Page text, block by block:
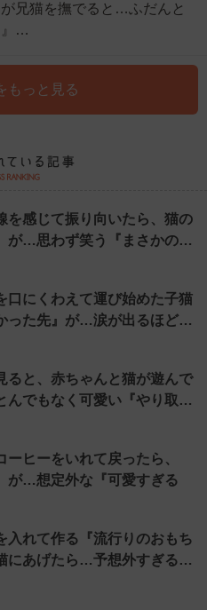
兄猫を撫でると…ふだんと
』…
もっと見る
を感じて振り向いたら、猫の
が…思わず笑う『まさかの…
口にくわえて運び始めた子猫
った先』が…涙が出るほど…
ると、赤ちゃんと猫が遊んで
んでもなく可愛い『やり取…
ーヒーをいれて戻ったら、
が…想定外な『可愛すぎる
入れて作る『流行りのおもち
にあげたら…予想外すぎる…